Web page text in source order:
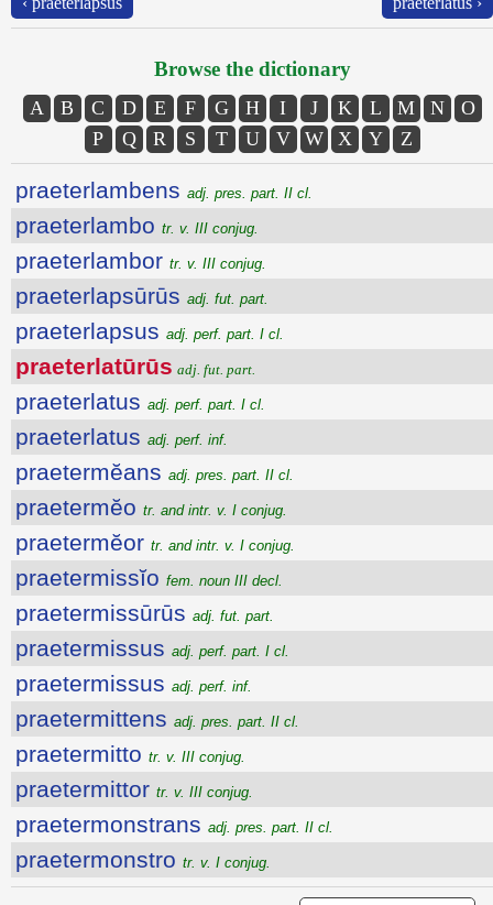
Browse the dictionary
A B C D E F G H I J K L M N
O
P
Q R S T U V W X Y Z
praeterlambens adj. pres. part. II cl.
praeterlambo tr. v. III conjug.
praeterlambor tr. v. III conjug.
praeterlapsūrūs adj. fut. part.
praeterlapsus adj. perf. part. I cl.
praeterlatūrūs adj. fut. part.
praeterlatus adj. perf. part. I cl.
praeterlatus adj. perf. inf.
praetermĕans adj. pres. part. II cl.
praetermĕo tr. and intr. v. I conjug.
praetermĕor tr. and intr. v. I conjug.
praetermissĭo fem. noun III decl.
praetermissūrūs adj. fut. part.
praetermissus adj. perf. part. I cl.
praetermissus adj. perf. inf.
praetermittens adj. pres. part. II cl.
praetermitto tr. v. III conjug.
praetermittor tr. v. III conjug.
praetermonstrans adj. pres. part. II cl.
praetermonstro tr. v. I conjug.